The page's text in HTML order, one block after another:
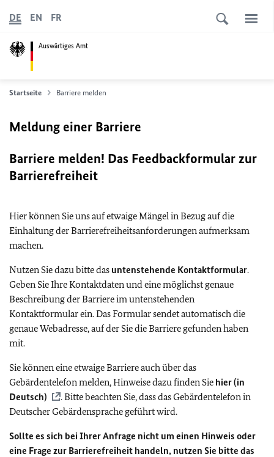
Auswärtiges Amt
DE EN FR
Startseite Barriere melden
Meldung einer Barriere
Barriere melden! Das Feedbackformular zur
Barrierefreiheit
Hier können Sie uns auf etwaige Mängel in Bezug auf die
Einhaltung der Barrierefreiheitsanforderungen aufmerksam
machen.
Nutzen Sie dazu bitte das untenstehende Kontaktformular.
Geben Sie Ihre Kontaktdaten und eine möglichst genaue
Beschreibung der Barriere im untenstehenden
Kontaktformular ein. Das Formular sendet automatisch die
genaue Webadresse, auf der Sie die Barriere gefunden haben
mit.
Sie können eine etwaige Barriere auch über das
Gebärdentelefon melden, Hinweise dazu finden Sie hier (in
Deutsch)
. Bitte beachten Sie, dass das Gebärdentelefon in
Deutscher Gebärdensprache geführt wird.
Sollte es sich bei Ihrer Anfrage nicht um einen Hinweis oder
eine Frage zur Barrierefreiheit handeln, nutzen Sie bitte das